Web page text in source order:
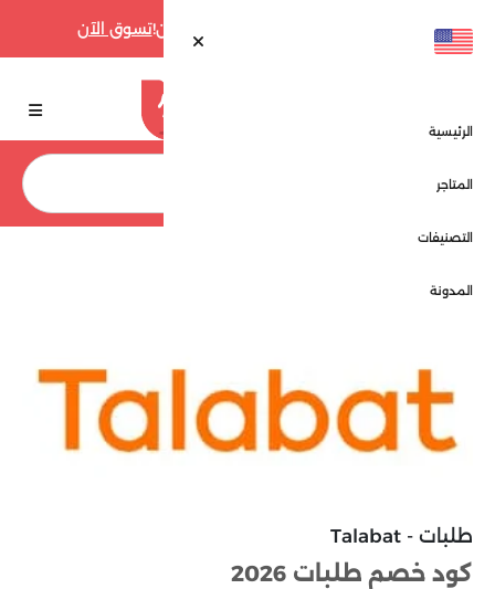
تسوق الآن
الرئيسية
المتاجر
التصنيفات
المدونة
طلبات - Talabat
كود خصم طلبات 2026